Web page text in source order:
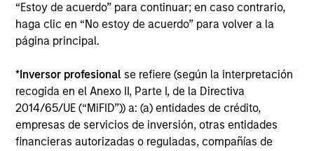
“Estoy de acuerdo” para continuar; en caso contrario,
haga clic en “No estoy de acuerdo” para volver a la
página principal.
*Inversor profesional se refiere (según la interpretación
recogida en el Anexo II, Parte I, de la Directiva
2014/65/UE (“MiFID”)) a: (a) entidades de crédito,
empresas de servicios de inversión, otras entidades
financieras autorizadas o reguladas, compañías de
May not represent all Team Members.
The information on this page is for informational
not constitute and should not be construed as an
offering of advisory services or an offer to sell or a
solicitation of an offer to buy any securities in any
jurisdiction in which such offer or solicitation,
purchase or sale would be unlawful under the
securities, insurance or other laws of such jurisdiction.